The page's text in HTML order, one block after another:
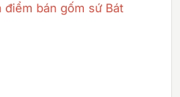
bán gốm sứ Bát